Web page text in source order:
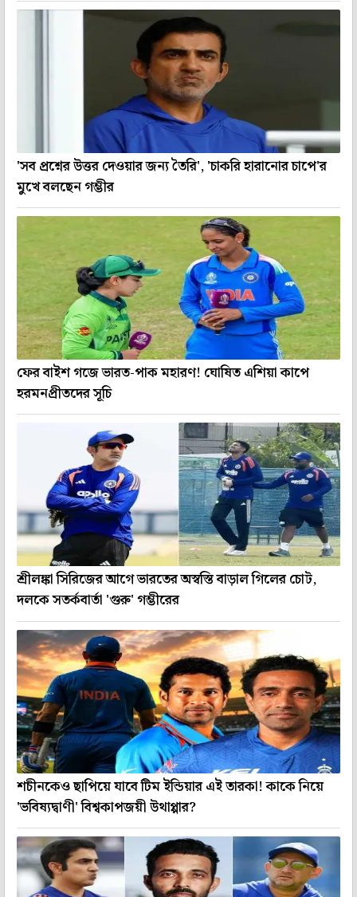
'সব প্রশ্নের উত্তর দেওয়ার জন্য তৈরি', 'চাকরি হারানোর চাপে'র
মুখে বলছেন গম্ভীর
ফের বাইশ গজে ভারত-পাক মহারণ! ঘোষিত এশিয়া কাপে
হরমনপ্রীতদের সূচি
শ্রীলঙ্কা সিরিজের আগে ভারতের অস্বস্তি বাড়াল গিলের চোট,
দলকে সতর্কবার্তা 'গুরু' গম্ভীরের
শচীনকেও ছাপিয়ে যাবে টিম ইন্ডিয়ার এই তারকা! কাকে নিয়ে
'ভবিষ্যদ্বাণী' বিশ্বকাপজয়ী উথাপ্পার?